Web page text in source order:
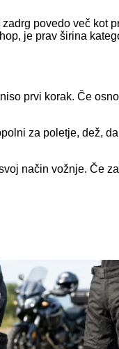
povedo več kot
je prav širina
prvi korak. Če
za poletje, dež,
način vožnje. Če